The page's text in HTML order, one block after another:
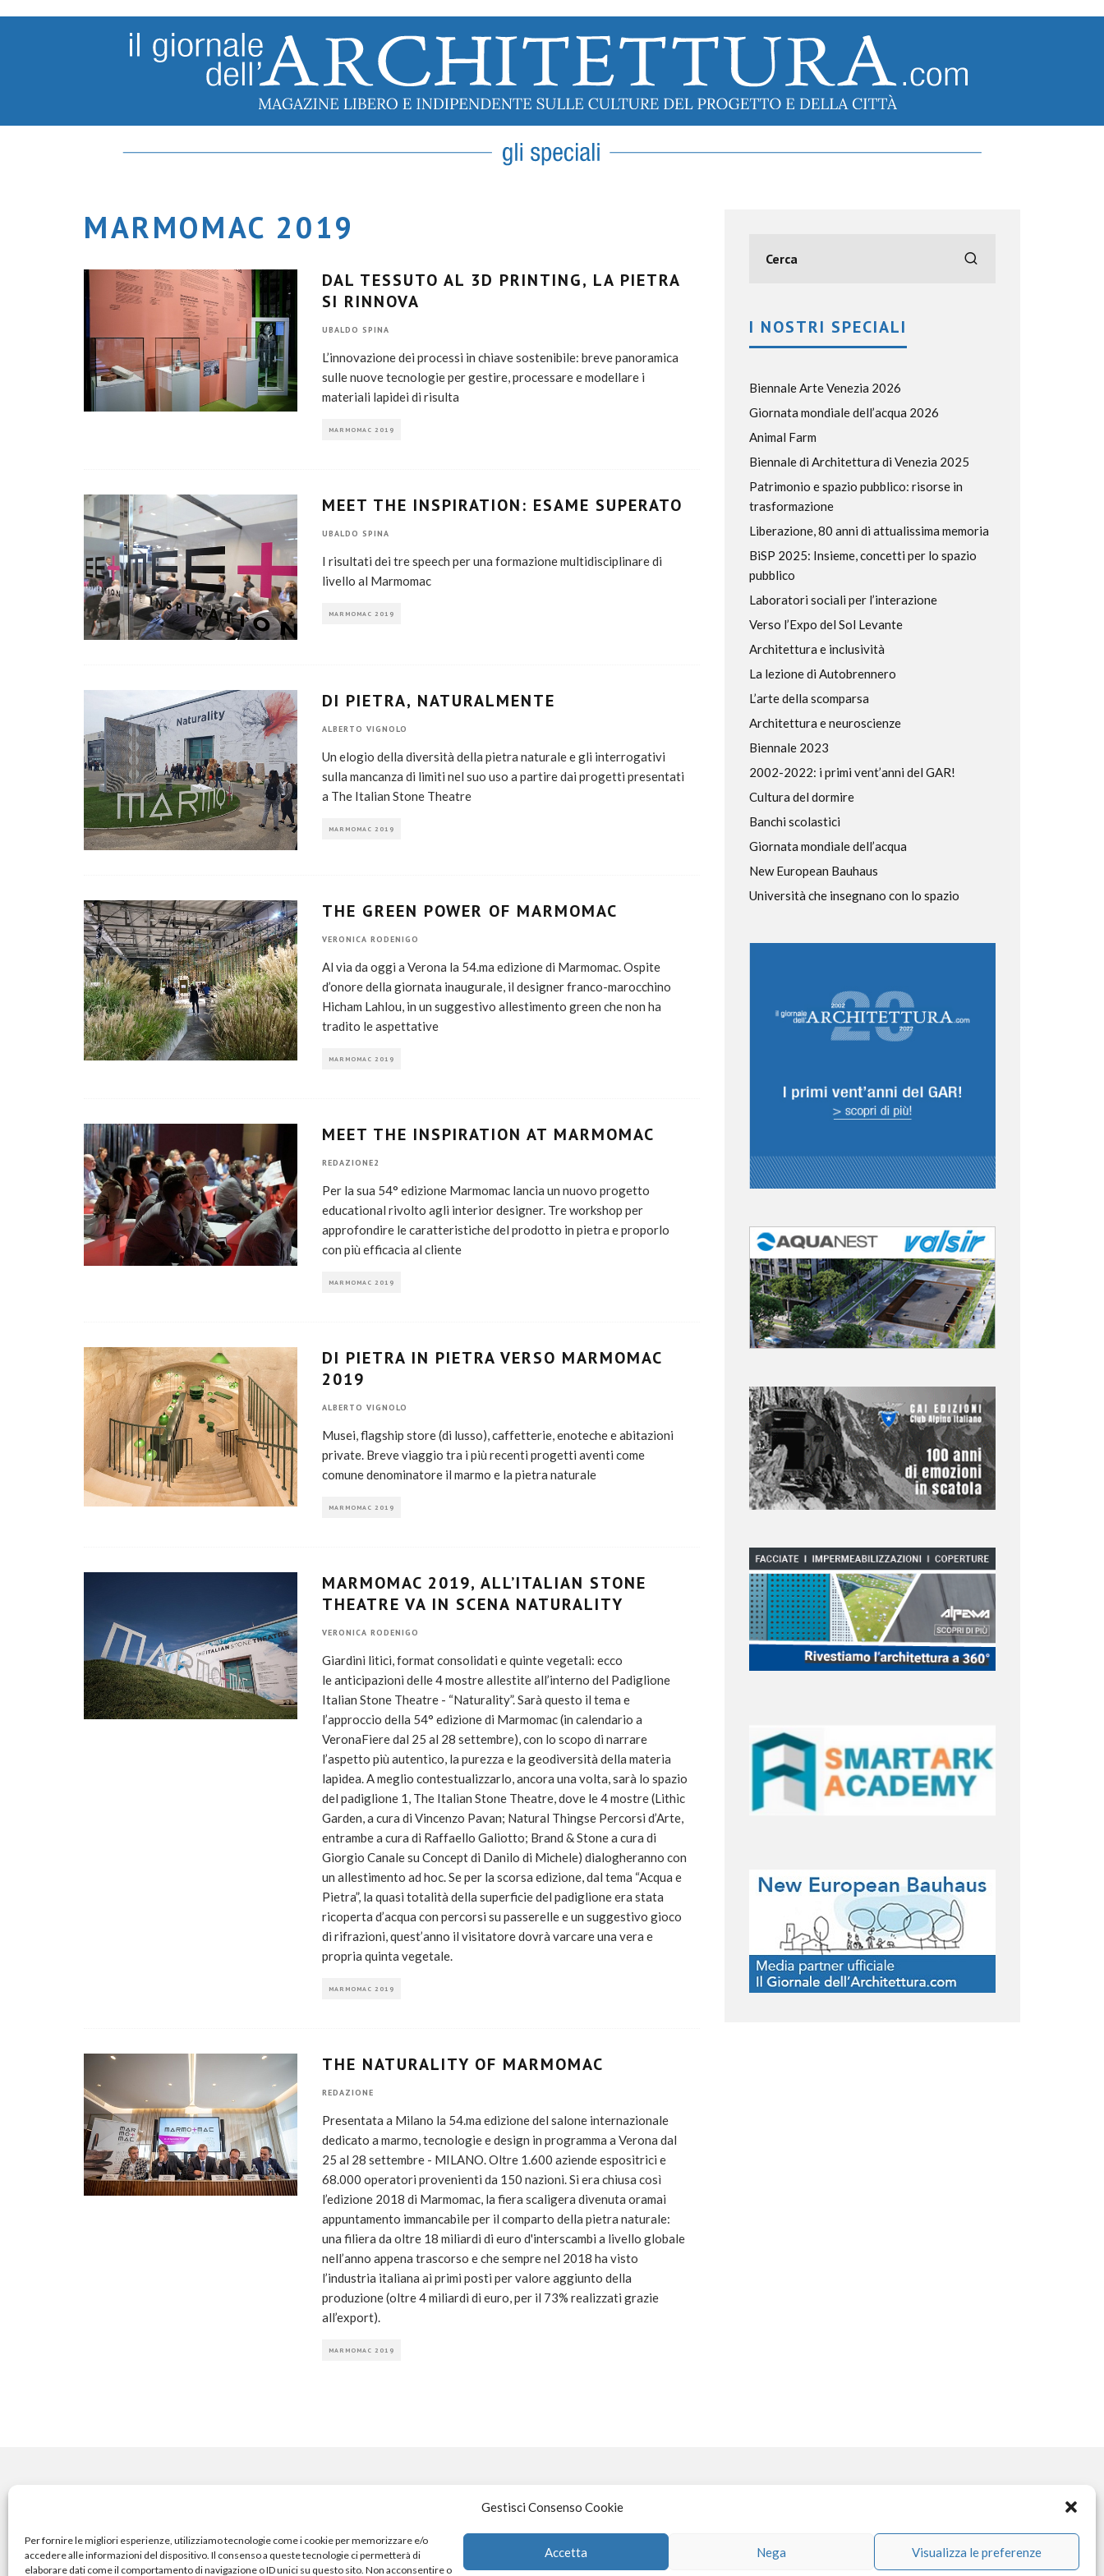
Gestisci Consenso Cookie
Per fornire le migliori esperienze, utilizziamo tecnologie come i cookie per memorizzare e/o
accedere alle informazioni del dispositivo. Il consenso a queste tecnologie ci permetterà di
elaborare dati come il comportamento di navigazione o ID unici su questo sito. Non acconsentire o
Accetta Nega Visualizza le preferenze
MARMOMAC 2019
DAL TESSUTO AL 3D PRINTING, LA PIETRA
SI RINNOVA
UBALDO SPINA
L’innovazione dei processi in chiave sostenibile: breve panoramica
sulle nuove tecnologie per gestire, processare e modellare i
materiali lapidei di risulta
MARMOMAC 2019
MEET THE INSPIRATION: ESAME SUPERATO
UBALDO SPINA
I risultati dei tre speech per una formazione multidisciplinare di
livello al Marmomac
MARMOMAC 2019
DI PIETRA, NATURALMENTE
ALBERTO VIGNOLO
Un elogio della diversità della pietra naturale e gli interrogativi
sulla mancanza di limiti nel suo uso a partire dai progetti presentati
a The Italian Stone Theatre
MARMOMAC 2019
THE GREEN POWER OF MARMOMAC
VERONICA RODENIGO
Al via da oggi a Verona la 54.ma edizione di Marmomac. Ospite
d’onore della giornata inaugurale, il designer franco-marocchino
Hicham Lahlou, in un suggestivo allestimento green che non ha
tradito le aspettative
MARMOMAC 2019
MEET THE INSPIRATION AT MARMOMAC
REDAZIONE2
Per la sua 54° edizione Marmomac lancia un nuovo progetto
educational rivolto agli interior designer. Tre workshop per
approfondire le caratteristiche del prodotto in pietra e proporlo
con più efficacia al cliente
MARMOMAC 2019
DI PIETRA IN PIETRA VERSO MARMOMAC
2019
ALBERTO VIGNOLO
Musei, flagship store (di lusso), caffetterie, enoteche e abitazioni
private. Breve viaggio tra i più recenti progetti aventi come
comune denominatore il marmo e la pietra naturale
MARMOMAC 2019
MARMOMAC 2019, ALL’ITALIAN STONE
THEATRE VA IN SCENA NATURALITY
VERONICA RODENIGO
Giardini litici, format consolidati e quinte vegetali: ecco
le anticipazioni delle 4 mostre allestite all’interno del Padiglione
Italian Stone Theatre - “Naturality”. Sarà questo il tema e
l’approccio della 54° edizione di Marmomac (in calendario a
VeronaFiere dal 25 al 28 settembre), con lo scopo di narrare
l’aspetto più autentico, la purezza e la geodiversità della materia
lapidea. A meglio contestualizzarlo, ancora una volta, sarà lo spazio
del padiglione 1, The Italian Stone Theatre, dove le 4 mostre (Lithic
Garden, a cura di Vincenzo Pavan; Natural Thingse Percorsi d’Arte,
entrambe a cura di Raffaello Galiotto; Brand & Stone a cura di
Giorgio Canale su Concept di Danilo di Michele) dialogheranno con
un allestimento ad hoc. Se per la scorsa edizione, dal tema “Acqua e
Pietra”, la quasi totalità della superficie del padiglione era stata
ricoperta d’acqua con percorsi su passerelle e un suggestivo gioco
di rifrazioni, quest’anno il visitatore dovrà varcare una vera e
propria quinta vegetale.
MARMOMAC 2019
THE NATURALITY OF MARMOMAC
REDAZIONE
Presentata a Milano la 54.ma edizione del salone internazionale
dedicato a marmo, tecnologie e design in programma a Verona dal
25 al 28 settembre - MILANO. Oltre 1.600 aziende espositrici e
68.000 operatori provenienti da 150 nazioni. Si era chiusa così
l’edizione 2018 di Marmomac, la fiera scaligera divenuta oramai
appuntamento immancabile per il comparto della pietra naturale:
una filiera da oltre 18 miliardi di euro d'interscambi a livello globale
nell’anno appena trascorso e che sempre nel 2018 ha visto
l’industria italiana ai primi posti per valore aggiunto della
produzione (oltre 4 miliardi di euro, per il 73% realizzati grazie
all’export).
MARMOMAC 2019
I NOSTRI SPECIALI
Biennale Arte Venezia 2026
Giornata mondiale dell’acqua 2026
Animal Farm
Biennale di Architettura di Venezia 2025
Patrimonio e spazio pubblico: risorse in
trasformazione
Liberazione, 80 anni di attualissima memoria
BiSP 2025: Insieme, concetti per lo spazio
pubblico
Laboratori sociali per l’interazione
Verso l’Expo del Sol Levante
Architettura e inclusività
La lezione di Autobrennero
L’arte della scomparsa
Architettura e neuroscienze
Biennale 2023
2002-2022: i primi vent’anni del GAR!
Cultura del dormire
Banchi scolastici
Giornata mondiale dell’acqua
New European Bauhaus
Università che insegnano con lo spazio